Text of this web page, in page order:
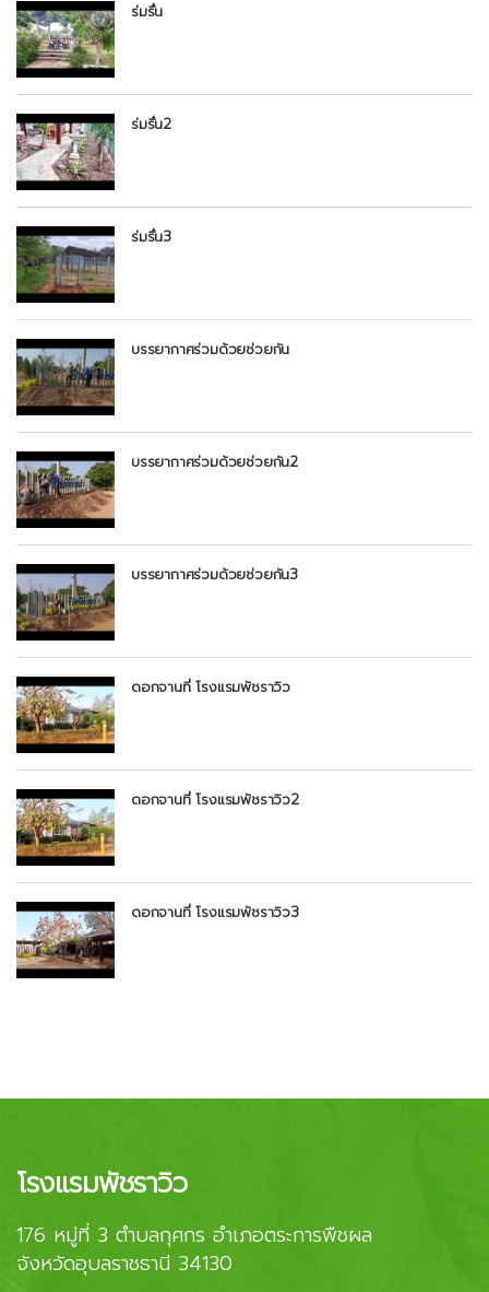
ร่มรื่น
ร่มรื่น2
ร่มรื่น3
บรรยากาศร่วมด้วยช่วยกัน
บรรยากาศร่วมด้วยช่วยกัน2
บรรยากาศร่วมด้วยช่วยกัน3
ดอกจานที่ โรงแรมพัชราวิว
ดอกจานที่ โรงแรมพัชราวิว2
ดอกจานที่ โรงแรมพัชราวิว3
โรงแรมพัชราวิว
176 หมู่ที่ 3 ตำบลกุศกร อำเภอตระการพืชผล
จังหวัดอุบลราชธานี 34130